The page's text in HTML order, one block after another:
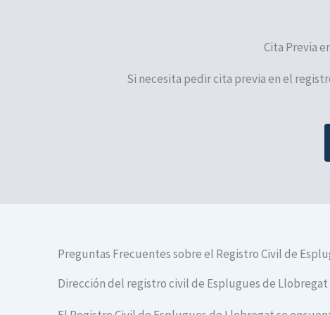
Cita Previa
Si necesita pedir cita previa en el
Preguntas Frecuentes sobre el Registro Civil de
Dirección del registro civil de Esplugues de Llobregat